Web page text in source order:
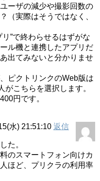
ーザの減少や撮影回数の
（実際はそうではなく、
”で終わらせるはずがな
ル機と連携したアプリだ
出てみないと分かりませ
ピクトリンクのWeb版は
がこちらを選択します。
円です。
水) 21:51:10 返信
た。
のスマートフォン向けカ
ほど、プリクラの利用率